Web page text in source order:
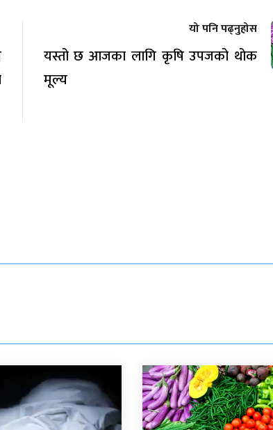
यो पनि पढ्नुहोस
यस्तो छ आजका लागि कृषि उपजको थोक
मूल्य